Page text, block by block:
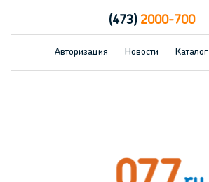
(473)2000-700
Авторизация Новости Каталог